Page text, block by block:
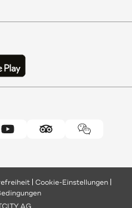
Cookie-Einstellungen
AG